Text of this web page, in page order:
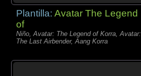
Plantilla:Avatar The Legend
of
Niño, Avatar: The Legend of Korra, Avatar:
The Last Airbender, Aang Korra